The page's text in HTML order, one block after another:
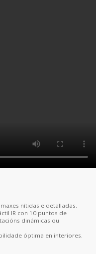
nítidas e detalladas.
IR con 10 puntos de
dinámicas ou
óptima en interiores.